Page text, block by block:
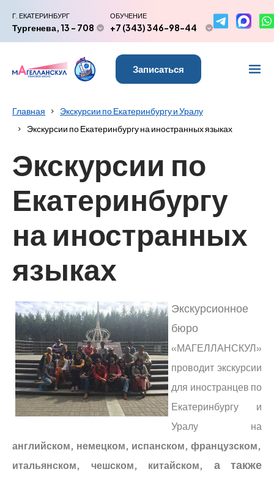
Г. ЕКАТЕРИНБУРГ
Тургенева, 13 - 708
ОБУЧЕНИЕ
+7 (343) 346-98-44
Записаться
Главная
Экскурсии по Екатеринбургу и Уралу
Экскурсии по Екатеринбургу на иностранных языках
Экскурсии по
Екатеринбургу
на иностранных
языках
Экскурсионное
бюро
«МАГЕЛЛАНСКУЛ»
проводит экскурсии
для иностранцев по
Екатеринбургу и
Уралу на
английском, немецком, испанском, французском,
итальянском, чешском, китайском, а также